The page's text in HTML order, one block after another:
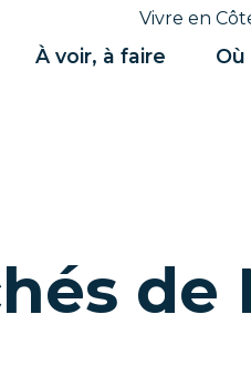
Vivre en
À voir, à faire
de